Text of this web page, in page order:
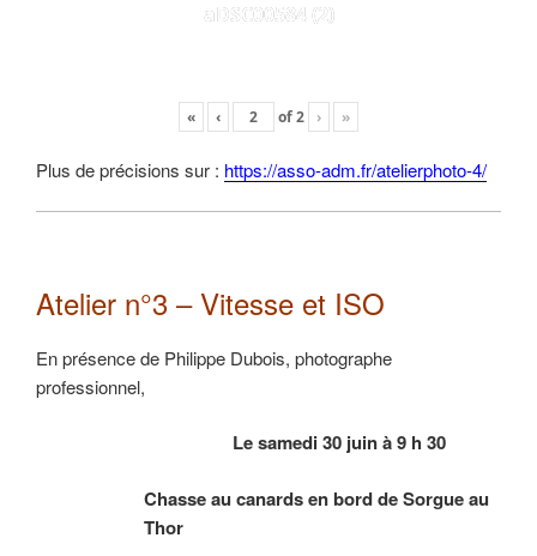
aDSC00584 (2)
« ‹ of2 › »
Plus de précisions sur : https://asso-adm.fr/atelierphoto-4/
Atelier n°3 – Vitesse et ISO
En présence de Philippe Dubois, photographe
professionnel,
Le samedi 30 juin à 9 h 30
Chasse au canards en bord de Sorgue au
Thor